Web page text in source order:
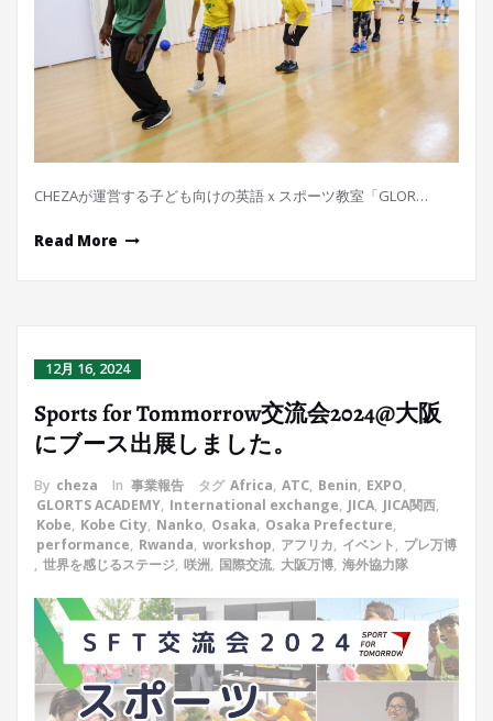
CHEZAが運営する子ども向けの英語ｘスポーツ教室「GLOR…
Read More
12月 16, 2024
Sports for Tommorrow交流会2024@大阪
にブース出展しました。
By cheza In 事業報告 タグ Africa, ATC, Benin, EXPO,
GLORTS ACADEMY, International exchange, JICA, JICA関西,
Kobe, Kobe City, Nanko, Osaka, Osaka Prefecture,
performance, Rwanda, workshop, アフリカ, イベント, プレ万博
, 世界を感じるステージ, 咲洲, 国際交流, 大阪万博, 海外協力隊